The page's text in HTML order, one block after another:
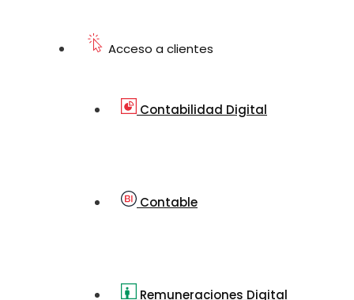
Acceso a clientes
Contabilidad Digital
Contable
Remuneraciones Digital